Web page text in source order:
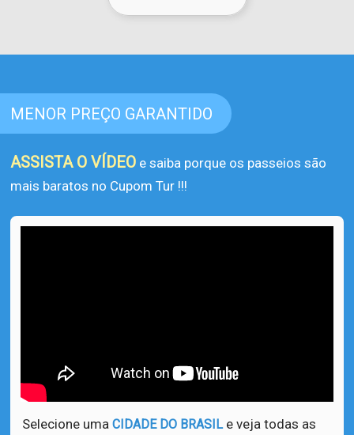
MENOR PREÇO GARANTIDO
ASSISTA O VÍDEO e saiba porque os passeios são
mais baratos no Cupom Tur !!!
Selecione uma CIDADE DO BRASILe veja todas as